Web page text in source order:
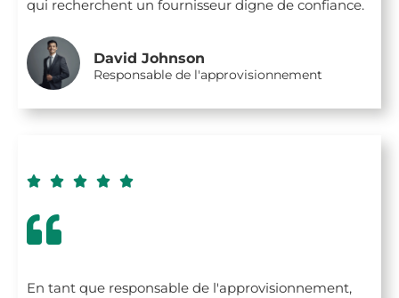
qui recherchent un fournisseur digne de confiance.
David Johnson
Responsable de l'approvisionnement
    
En tant que responsable de l'approvisionnement,